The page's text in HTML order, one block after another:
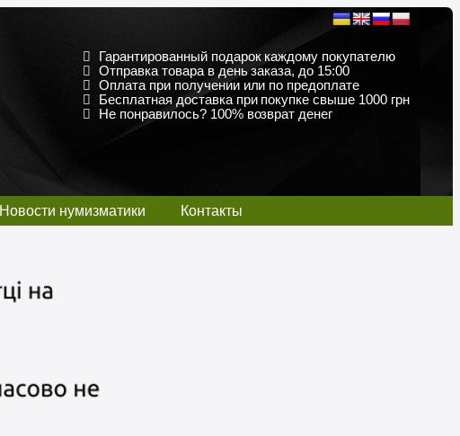
Гарантированный подарок каждому покупателю
Отправка товара в день заказа, до 15:00
Оплата при получении или по предоплате
Бесплатная доставка при покупке свыше 1000 грн
Не понравилось? 100% возврат денег
Новости нумизматики Контакты